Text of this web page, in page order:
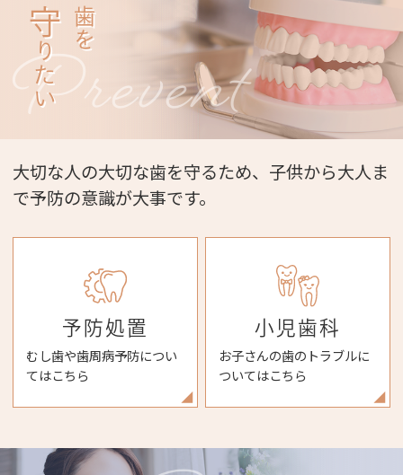
歯を
守
りたい
大切な人の大切な歯を守るため、子供から大人ま
で予防の意識が大事です。
予防処置
むし歯や歯周病予防につい
てはこちら
小児歯科
お子さんの歯のトラブルに
ついてはこちら